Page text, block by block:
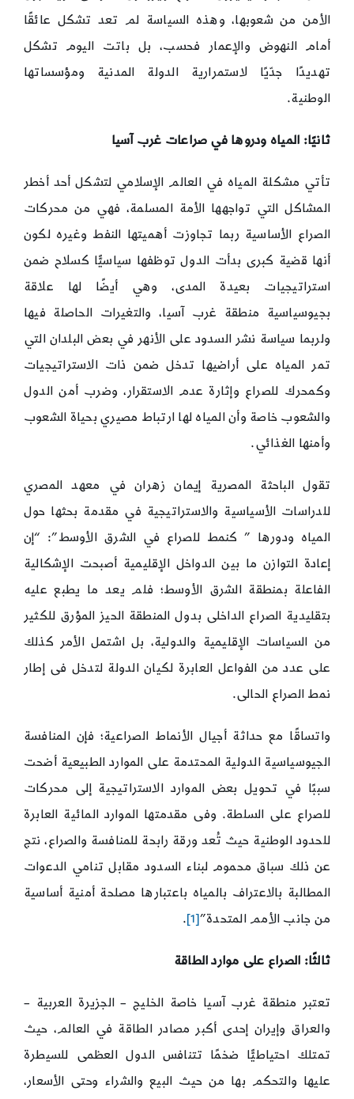
الأمن من شعوبها، وهذه السياسة لم تعد تشكل عائقًا
أمام النهوض والإعمار فحسب، بل باتت اليوم تشكل
تهديدًا جدّيًا لاستمرارية الدولة المدنية ومؤسساتها
الوطنية.
ثانيًا: المياه ودروها في صراعات غرب آسيا
تأتي مشكلة المياه في العالم الإسلامي لتشكل أحد أخطر
المشاكل التي تواجهها الأمة المسلمة، فهي من محركات
الصراع الأساسية ربما تجاوزت أهميتها النفط وغيره لكون
أنها قضية كبرى بدأت الدول توظفها سياسيًّا كسلاح ضمن
استراتيجيات بعيدة المدى، وهي أيضًا لها علاقة
بجيوسياسية منطقة غرب آسيا، والتغيرات الحاصلة فيها
ولربما سياسة نشر السدود على الأنهر في بعض البلدان التي
تمر المياه على أراضيها تدخل ضمن ذات الاستراتيجيات
وكمحرك للصراع وإثارة عدم الاستقرار، وضرب أمن الدول
والشعوب خاصة وأن المياه لها ارتباط مصيري بحياة الشعوب
وأمنها الغذائي.
تقول الباحثة المصرية إيمان زهران في معهد المصري
للدراسات الأسياسية والاستراتيجية في مقدمة بحثها حول
المياه ودورها ” كنمط للصراع في الشرق الأوسط”: “إن
إعادة التوازن ما بين الدواخل الإقليمية أصبحت الإشكالية
الفاعلة بمنطقة الشرق الأوسط؛ فلم يعد ما يطبع عليه
بتقليدية الصراع الداخلى بدول المنطقة الحيز المؤرق للكثير
من السياسات الإقليمية والدولية، بل اشتمل الأمر كذلك
على عدد من الفواعل العابرة لكيان الدولة لتدخل فى إطار
نمط الصراع الحالى.
واتساقًا مع حداثة أجيال الأنماط الصراعية؛ فإن المنافسة
الجيوسياسية الدولية المحتدمة على الموارد الطبيعية أضحت
سببًا في تحويل بعض الموارد الاستراتيجية إلى محركات
للصراع على السلطة. وفى مقدمتها الموارد المائية العابرة
للحدود الوطنية حيث تُعد ورقة رابحة للمنافسة والصراع، نتج
عن ذلك سباق محموم لبناء السدود مقابل تنامي الدعوات
المطالبة بالاعتراف بالمياه باعتبارها مصلحة أمنية أساسية
من جانب الأمم المتحدة”[1]
.
ثالثًا: الصراع على موارد الطاقة
تعتبر منطقة غرب آسيا خاصة الخليج – الجزيرة العربية –
والعراق وإيران إحدى أكبر مصادر الطاقة في العالم، حيث
تمتلك احتياطيًّا ضخمًا تتنافس الدول العظمى للسيطرة
عليها والتحكم بها من حيث البيع والشراء وحتى الأسعار،